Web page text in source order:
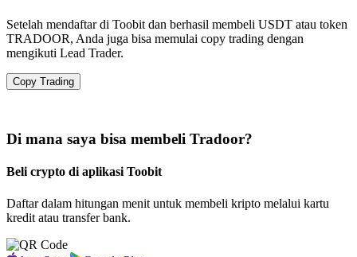
Setelah mendaftar di Toobit dan berhasil membeli USDT atau token
TRADOOR, Anda juga bisa memulai copy trading dengan
mengikuti Lead Trader.
Copy Trading
Di mana saya bisa membeli Tradoor?
Beli crypto di aplikasi Toobit
Daftar dalam hitungan menit untuk membeli kripto melalui kartu
kredit atau transfer bank.